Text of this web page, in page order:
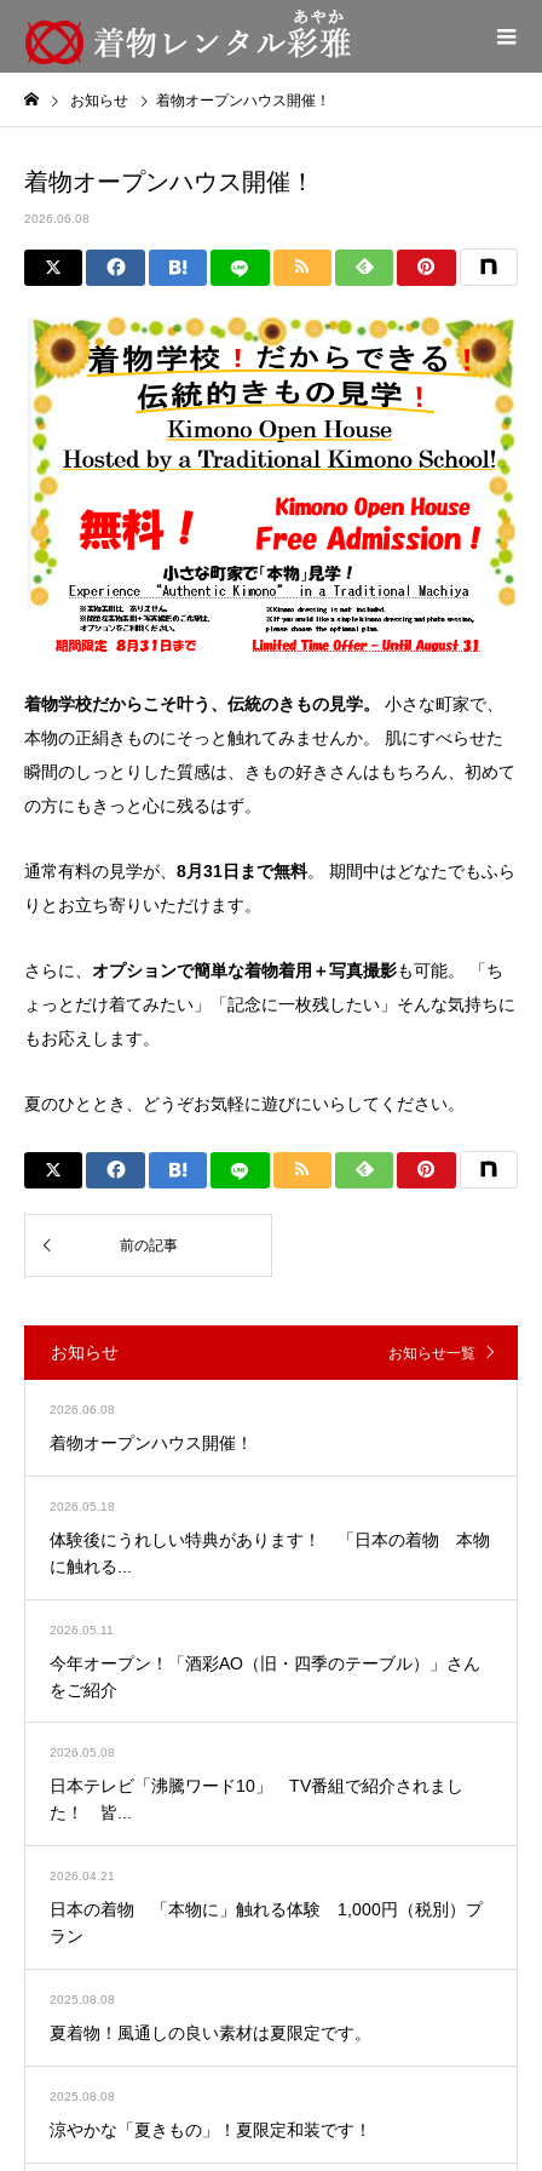
お知らせ 着物オープンハウス開催！
着物オープンハウス開催！
2026.06.08
着物学校だからこそ叶う、伝統のきもの見学。
小さな町家で、
本物の正絹きものにそっと触れてみませんか。 肌にすべらせた
瞬間のしっとりした質感は、きもの好きさんはもちろん、初めて
の方にもきっと心に残るはず。
通常有料の見学が、 8月31日まで無料。 期間中はどなたでもふら
りとお立ち寄りいただけます。
さらに、 オプションで簡単な着物着用＋写真撮影も可能。 「ち
ょっとだけ着てみたい」「記念に一枚残したい」そんな気持ちに
もお応えします。
夏のひととき、どうぞお気軽に遊びにいらしてください。
お知らせ お知らせ一覧
2026.06.08
着物オープンハウス開催！
2026.05.18
体験後にうれしい特典があります！ 「日本の着物 本物
に触れる...
2026.05.11
今年オープン！「酒彩AO（旧・四季のテーブル）」さん
をご紹介
2026.05.08
日本テレビ「沸騰ワード10」 TV番組で紹介されまし
た！ 皆...
2026.04.21
日本の着物 「本物に」触れる体験 1,000円（税別）プ
ラン
2025.08.08
夏着物！風通しの良い素材は夏限定です。
2025.08.08
涼やかな「夏きもの」！夏限定和装です！